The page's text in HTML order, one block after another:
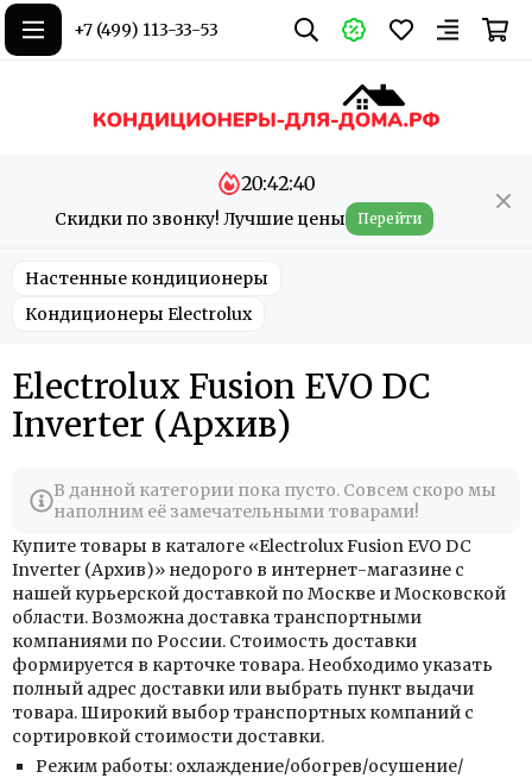
+7 (499) 113-33-53
Скидки по звонку! Лучшие цены
20:42:40
Перейти
Настенные кондиционеры
Кондиционеры Electrolux
Electrolux Fusion EVO DC
Inverter (Архив)
В данной категории пока пусто. Совсем скоро мы
наполним её замечательными товарами!
Купите товары в каталоге «Electrolux Fusion EVO DC
Inverter (Архив)» недорого в интернет-магазине с
нашей курьерской доставкой по Москве и Московской
области. Возможна доставка транспортными
компаниями по России. Стоимость доставки
формируется в карточке товара. Необходимо указать
полный адрес доставки или выбрать пункт выдачи
товара. Широкий выбор транспортных компаний с
сортировкой стоимости доставки.
Режим работы: охлаждение/обогрев/осушение/